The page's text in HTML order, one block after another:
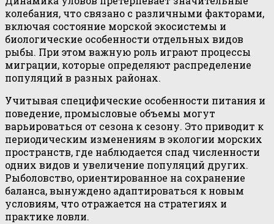
колебания, что связано с различными факторами,
включая состояние морской экосистемы и
биологические особенности отдельных видов
рыбы. При этом важную роль играют процессы
миграции, которые определяют распределение
популяций в разных районах.
Учитывая специфические особенности питания и
поведение, промысловые объемы могут
варьироваться от сезона к сезону. Это приводит к
периодическим изменениям в экологии морских
пространств, где наблюдается спад численности
одних видов и увеличение популяций других.
Рыболовство, ориентированное на сохранение
баланса, вынуждено адаптироваться к новым
условиям, что отражается на стратегиях и
практике ловли.